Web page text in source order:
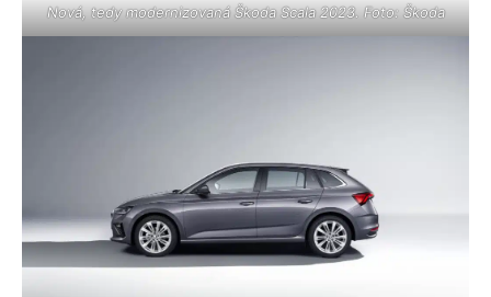
Nová, tedy modernizovaná Škoda Scala 2023. Foto: Škoda